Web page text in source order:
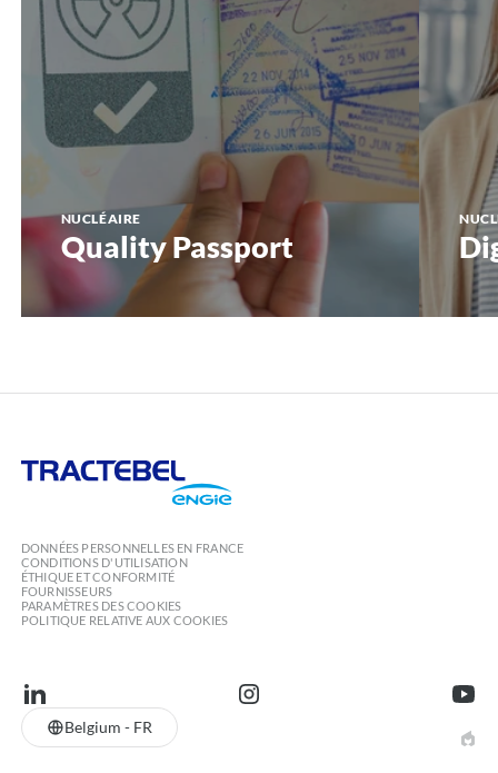
NUCLÉAIRE
Quality Passport
Engie
Belgium - FR
linkedin
DONNÉES PERSONNELLES EN FRANCE
CONDITIONS D'UTILISATION
ÉTHIQUE ET CONFORMITÉ
FOURNISSEURS
PARAMÈTRES DES COOKIES
POLITIQUE RELATIVE AUX COOKIES
EPIC